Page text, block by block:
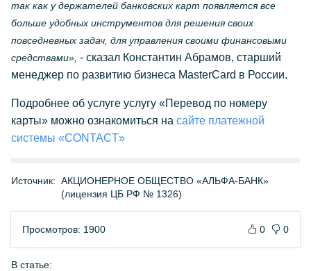
так как у держателей банковских карт появляется все
больше удобных инструментов для решения своих
повседневных задач, для управления своими финансовыми
средствами», - сказал Константин Абрамов, старший
менеджер по развитию бизнеса MasterCard в России.
Подробнее об услуге услугу «Перевод по номеру
карты» можно ознакомиться на сайте платежной
системы «CONTACT»
Источник: АКЦИОНЕРНОЕ ОБЩЕСТВО «АЛЬФА-БАНК»
(лицензия ЦБ РФ № 1326)
Просмотров: 1900 0 0
В статье: